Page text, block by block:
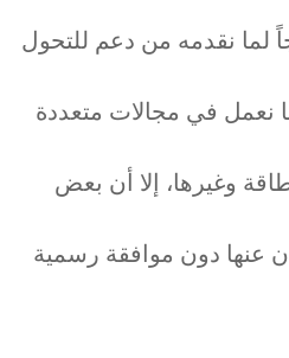
لما نقدمه من دعم للتحول
نعمل في مجالات متعددة
وغيرها، إلا أن بعض
عنها دون موافقة رسمية